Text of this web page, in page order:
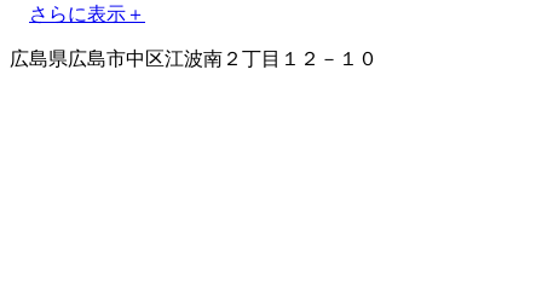
さらに表示＋
広島県広島市中区江波南２丁目１２－１０